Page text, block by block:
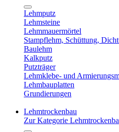
Lehmputz
Lehmsteine
Lehmmauermörtel
Stampflehm, Schüttung,
Baulehm
Kalkputz
Putzträger
Lehmklebe- und
Lehmbauplatten
Grundierungen
Lehmtrockenbau
Zur Kategorie